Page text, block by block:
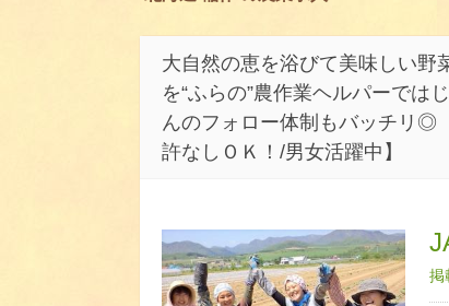
大自然の恵を浴びて美味しい野
を“ふらの”農作業ヘルパーでは
んのフォロー体制もバッチリ◎
許なしＯＫ！/男女活躍中】
掲